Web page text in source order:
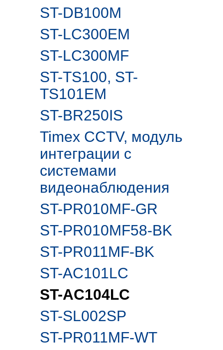
ST-DB100M
ST-LC300EM
ST-LC300MF
ST-TS100, ST-
TS101EM
ST-BR250IS
Timex CCTV, модуль
интеграции с
системами
видеонаблюдения
ST-PR010MF-GR
ST-PR010MF58-BK
ST-PR011MF-BK
ST-AC101LC
ST-AC104LC
ST-SL002SP
ST-PR011MF-WT